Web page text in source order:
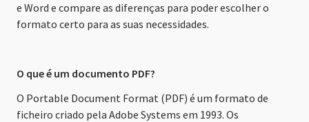
e Word e compare as diferenças para poder escolher o
formato certo para as suas necessidades.
O que é um documento PDF?
O Portable Document Format (PDF) é um formato de
ficheiro criado pela Adobe Systems em 1993. Os